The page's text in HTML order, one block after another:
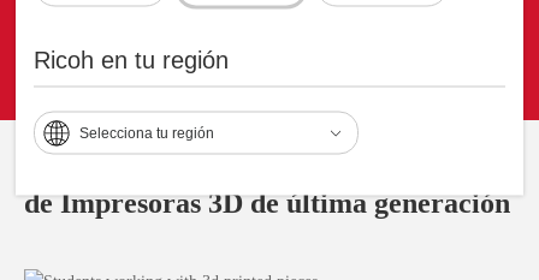
Ricoh en tu región
Selecciona tu región
de Impresoras 3D de última generación